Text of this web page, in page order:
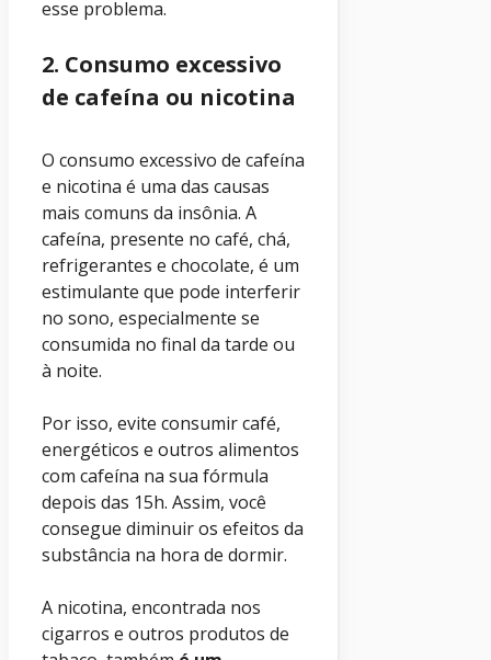
esse problema.
2. Consumo excessivo
de cafeína ou nicotina
O consumo excessivo de cafeína
e nicotina é uma das causas
mais comuns da insônia. A
cafeína, presente no café, chá,
refrigerantes e chocolate, é um
estimulante que pode interferir
no sono, especialmente se
consumida no final da tarde ou
à noite.
Por isso, evite consumir café,
energéticos e outros alimentos
com cafeína na sua fórmula
depois das 15h. Assim, você
consegue diminuir os efeitos da
substância na hora de dormir.
A nicotina, encontrada nos
cigarros e outros produtos de